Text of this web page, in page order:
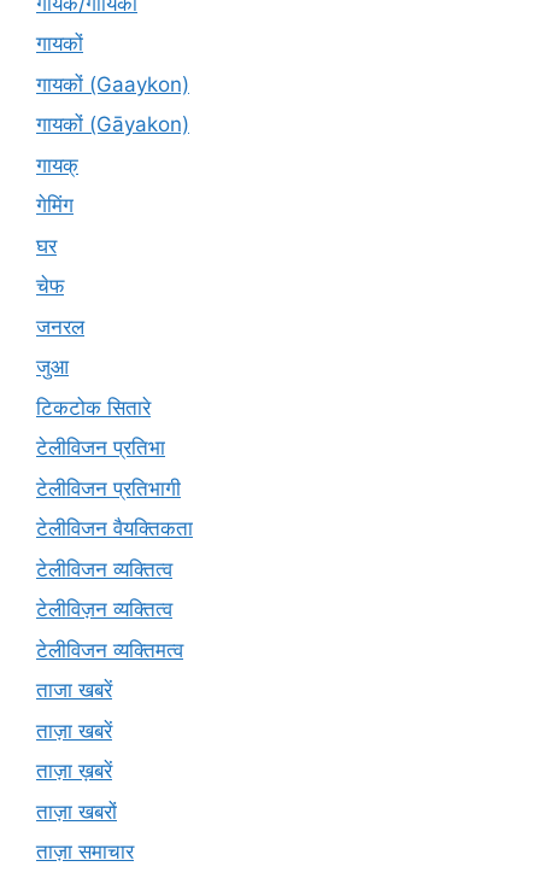
गायकों
गायकों (Gaaykon)
गायकों (Gāyakon)
गायक्
गेमिंग
घर
चेफ
जनरल
जुआ
टिकटोक सितारे
टेलीविजन प्रतिभा
टेलीविजन प्रतिभागी
टेलीविजन वैयक्तिकता
टेलीविजन व्यक्तित्व
टेलीविज़न व्यक्तित्व
टेलीविजन व्यक्तिमत्व
ताजा खबरें
ताज़ा खबरें
ताज़ा ख़बरें
ताज़ा खबरों
ताज़ा समाचार